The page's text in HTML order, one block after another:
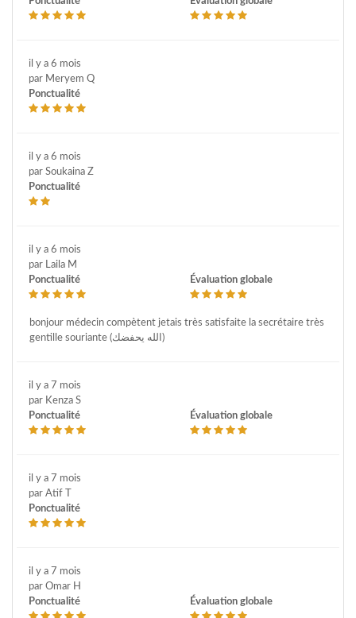
il y a 6 mois
par Meryem Q
Ponctualité
il y a 6 mois
par Soukaina Z
Ponctualité
il y a 6 mois
par Laila M
Ponctualité
Évaluation globale
bonjour médecin compètent jetais très satisfaite la secrétaire très
gentille souriante (الله يحفضك)
il y a 7 mois
par Kenza S
Ponctualité
Évaluation globale
il y a 7 mois
par Atif T
Ponctualité
il y a 7 mois
par Omar H
Ponctualité
Évaluation globale